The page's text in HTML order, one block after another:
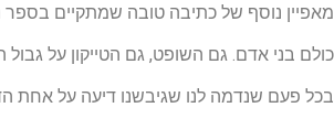
מאפיין נוסף של כתיבה טובה שמתקיים בספר
כולם בני אדם. גם השופט, גם הטייקון על גבול
בכל פעם שנדמה לנו שגיבשנו דיעה על אחת